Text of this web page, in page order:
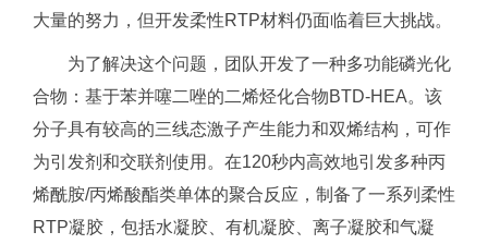
大量的努力，但开发柔性RTP材料仍面临着巨大挑战。
为了解决这个问题，团队开发了一种多功能磷光化
合物：基于苯并噻二唑的二烯烃化合物BTD-HEA。该
分子具有较高的三线态激子产生能力和双烯结构，可作
为引发剂和交联剂使用。在120秒内高效地引发多种丙
烯酰胺/丙烯酸酯类单体的聚合反应，制备了一系列柔性
RTP凝胶，包括水凝胶、有机凝胶、离子凝胶和气凝